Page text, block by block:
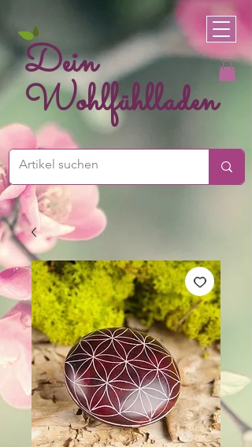
Dein
Wohlfühlladen